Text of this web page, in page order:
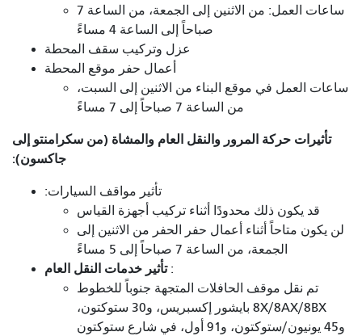
ساعات العمل: من الاثنين إلى الجمعة، من الساعة 7
صباحاً إلى الساعة 4 مساءً
عزل وتركيب سقف المحطة
أعمال حفر موقع المحطة
ساعات العمل في موقع البناء من الاثنين إلى السبت،
من الساعة 7 صباحاً إلى 7 مساءً
تأثيرات حركة المرور والنقل العام والمشاة (من سكرامنتو إلى
جاكسون):
تأثير مواقف السيارات:
قد يكون ذلك محدودًا أثناء تركيب أجهزة القياس
لن يكون متاحاً أثناء أعمال حفر الحفر من الاثنين إلى
الجمعة، من الساعة 7 صباحاً إلى 5 مساءً
تأثير خدمات النقل العام:
تم نقل موقف الحافلات المتجهة جنوباً للخطوط
8X/8AX/8BX بايشور إكسبريس، و30 ستوكتون،
و45 يونيون/ستوكتون، و91 أول، في شارع ستوكتون